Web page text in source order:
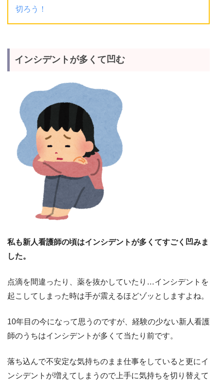
切ろう！
インシデントが多くて凹む
私も新人看護師の頃はインシデントが多くてすごく凹みま
した。
点滴を間違ったり、薬を抜かしていたり…インシデントを
起こしてしまった時は手が震えるほどゾッとしますよね。
10年目の今になって思うのですが、経験の少ない新人看護
師のうちはインシデントが多くて当たり前です。
落ち込んで不安定な気持ちのまま仕事をしていると更にイ
ンシデントが増えてしまうので上手に気持ちを切り替えて